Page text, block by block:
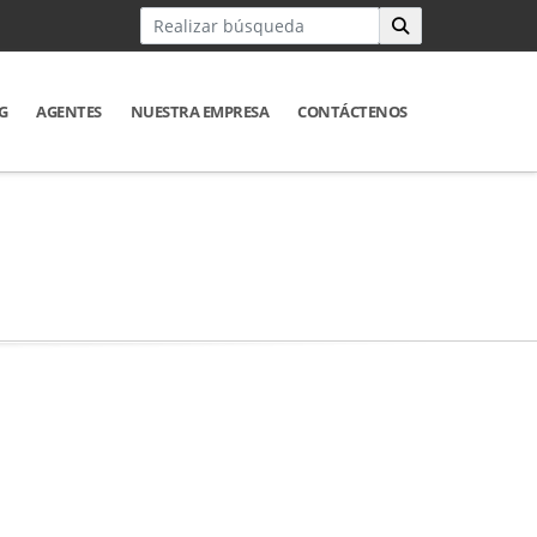
AGENTES NUESTRA EMPRESA CONTÁCTENOS